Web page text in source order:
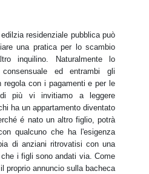
residenziale pubblica può
una pratica per lo scambio
inquilino. Naturalmente lo
ed entrambi gli
regola con i pagamenti e per le
più vi invitiamo a leggere
ha un appartamento diventato
é nato un altro figlio, potrà
qualcuno che ha l'esigenza
di anziani ritrovatisi con una
i figli sono andati via. Come
proprio annuncio sulla bacheca